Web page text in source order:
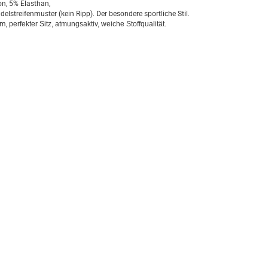
5% Elasthan,
(kein Ripp). Der besondere sportliche Stil.
perfekter Sitz, atmungsaktiv, weiche Stoffqualität.